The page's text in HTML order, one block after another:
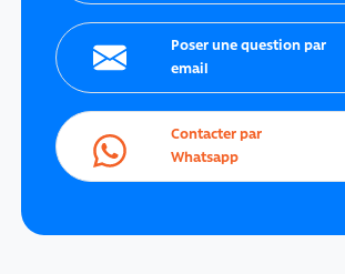
Poser une question par
email
Contacter par
Whatsapp